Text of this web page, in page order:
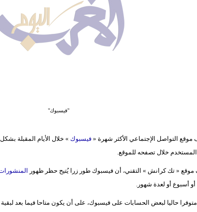
"فيسبوك"
التواصل الإجتماعي الأكثر شهرة « فيسبوك » خلال الأيام المقبلة
خلال تصفحه للموقع.
« تك كرانش » التقني، أن فيسبوك طور زرا يُتيح حظر ظهور